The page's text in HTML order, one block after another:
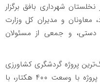
شهرداری بافق برگزار
معاونان و مدیران کل وزارت
دستی، و جمعی از مسئولان
پروژه گردشگری کشاورزی
کشور در بافق به زمین زده شد. این پروژه با وسعت ۴۰۰ هکتار، با